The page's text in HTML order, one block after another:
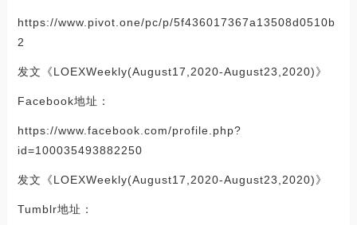
https://www.pivot.one/pc/p/5f436017367a13508d0510b
2
发文《LOEXWeekly(August17,2020-August23,2020)》
Facebook地址：
https://www.facebook.com/profile.php?
id=100035493882250
发文《LOEXWeekly(August17,2020-August23,2020)》
Tumblr地址：